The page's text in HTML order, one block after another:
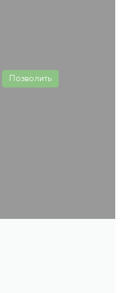
Позволить